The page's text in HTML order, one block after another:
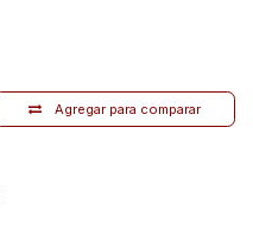
Agregar para comparar